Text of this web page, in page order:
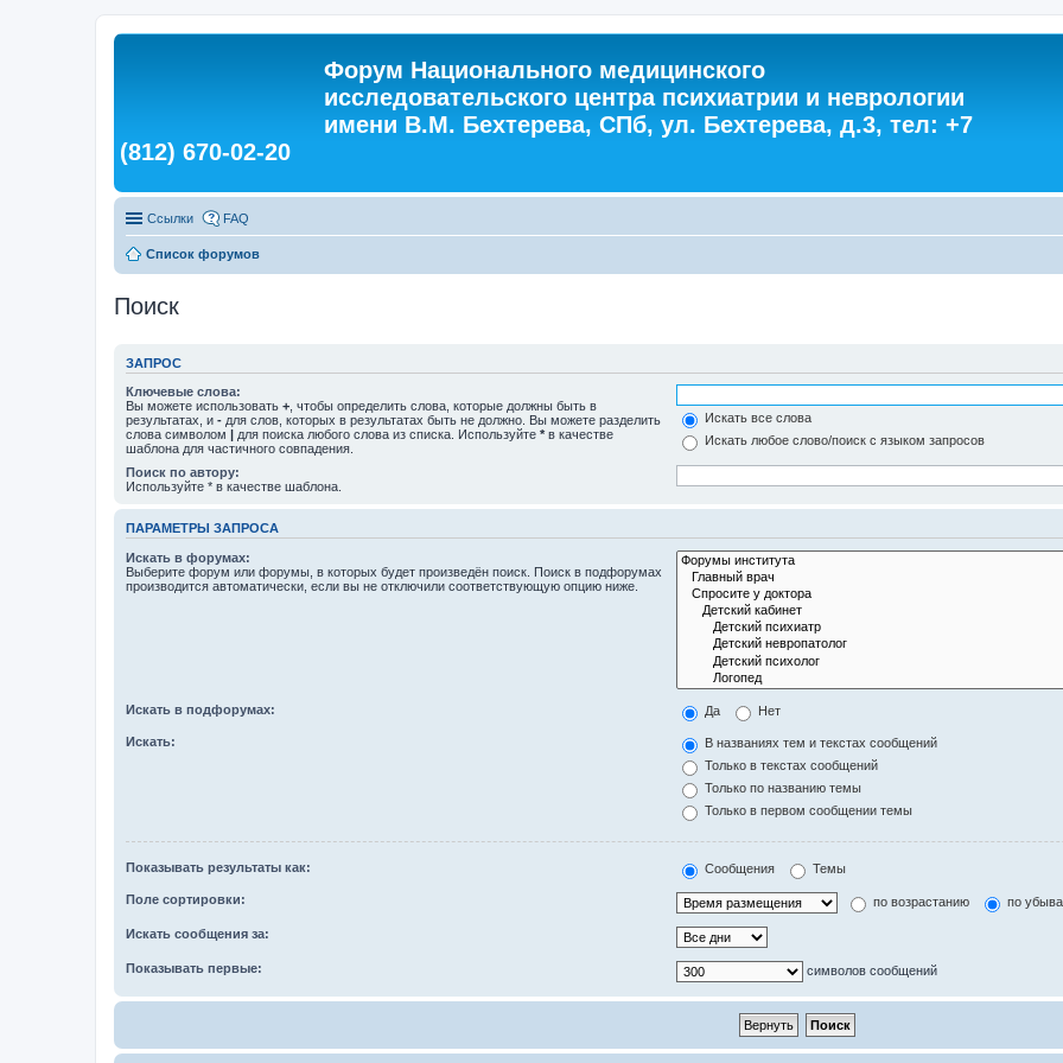
Форум Национального медицинского
исследовательского центра психиатрии и неврологии
имени В.М. Бехтерева, СПб, ул. Бехтерева, д.3, тел: +7
(812) 670-02-20
Ссылки FAQ
Список форумов
Поиск
ЗАПРОС
Ключевые слова:
Вы можете использовать + , чтобы определить слова, которые должны быть в
результатах, и - для слов, которых в результатах быть не должно. Вы можете разделить
слова символом | для поиска любого слова из списка. Используйте * в качестве
шаблона для частичного совпадения.
Искать все слова
Искать любое слово/поиск с языком запросов
Поиск по автору:
Используйте * в качестве шаблона.
ПАРАМЕТРЫ ЗАПРОСА
Искать в форумах:
Выберите форум или форумы, в которых будет произведён поиск. Поиск в подфорумах
производится автоматически, если вы не отключили соответствующую опцию ниже.
Искать в подфорумах: Да Нет
Искать:
В названиях тем и текстах сообщений
Только в текстах сообщений
Только по названию темы
Только в первом сообщении темы
Показывать результаты как: Сообщения Темы
Поле сортировки: по возрастанию по
Искать сообщения за:
Показывать первые: символов сообщений